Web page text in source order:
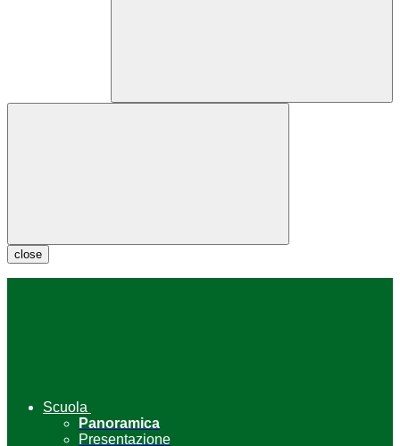
close
Scuola
Panoramica
Presentazione